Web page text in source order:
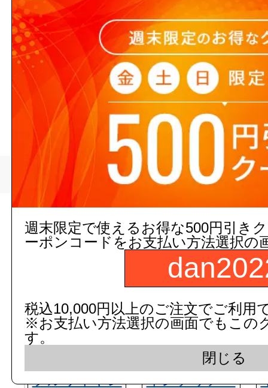
メンテナン
トップページ > リフォーム/建築
現在の店舗受注状
フルワイヤレ インテリア・
週末限定で使えるお得な500円引き
ーポンコードをお支払い方法選択の
税込10,000円以上のご注文でご利用
※お支払い方法選択の画面でもこの
す。
閉じる